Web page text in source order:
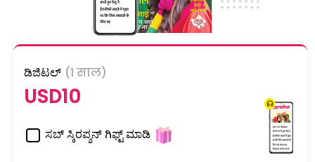
ಡಿಜಿಟಲ್ (1 साल)
USD10
ಸಬ್ ಸ್ಕಿರಪ್ಶನ್ ಗಿಫ್ಟ್ ಮಾಡಿ